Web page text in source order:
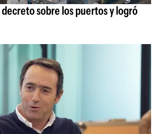
sobre los puertos y logró